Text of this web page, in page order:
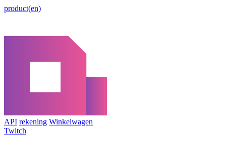
product(en)
API rekening Winkelwagen
Twitch